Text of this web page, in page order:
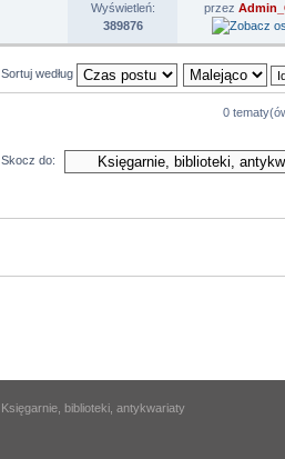
Wyświetleń:
389876
przez
Sortuj według
0
Skocz do:
Księgarnie, biblioteki, antykwariaty